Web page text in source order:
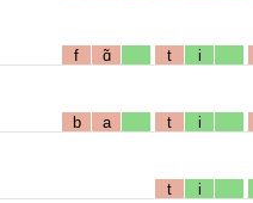
f ɑ̃ t i
b a t i
t i